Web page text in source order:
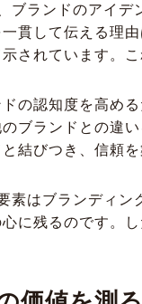
ブランドのアイ
貫して伝える理
されています。
の認知度を高め
ブランドとの違
結びつき、信頼
素はブランディ
に残るのです。